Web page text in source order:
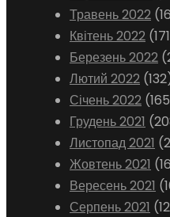
Травень 2022
Квітень 2022
Березень 2022
Лютий 2022
Січень 2022
Грудень 2021
Листопад 2021
Жовтень 2021
Вересень 2021
Серпень 2021